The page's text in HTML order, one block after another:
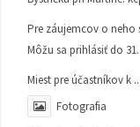
Pre záujemcov o neho
Môžu sa prihlásiť do
Miest pre účastníkov k ...
Fotografia